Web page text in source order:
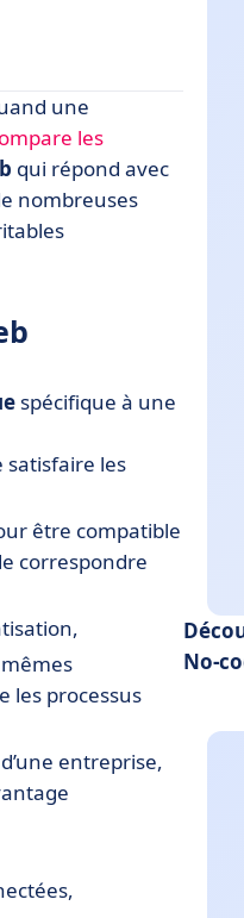
une
les
qui répond avec
nombreuses
spécifique à une
satisfaire les
être compatible
correspondre
les processus
entreprise,
No-